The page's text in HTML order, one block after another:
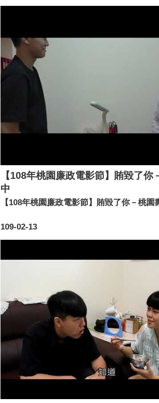
【108年桃園廉政電影節】賄毀了你
中
109-02-13
【108年桃園廉政電影節】賄毀了你－桃園